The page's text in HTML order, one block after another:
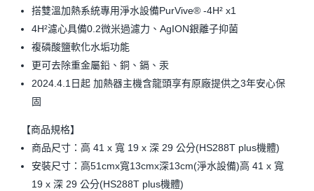
搭雙溫加熱系統專用淨水設備PurVive® -4H² x1
4H²濾心具備0.2微米過濾力、AgION銀離子抑菌
複磷酸鹽軟化水垢功能
更可去除重金屬鉛、銅、鎘、汞
2024.4.1日起 加熱器主機含龍頭享有原廠提供之3年安心保
固
【商品規格】
商品尺寸：高 41 x 寬 19 x 深 29 公分(HS288T plus機體)
安裝尺寸：高51cmx寬13cmx深13cm(淨水設備)高 41 x 寬
19 x 深 29 公分(HS288T plus機體)